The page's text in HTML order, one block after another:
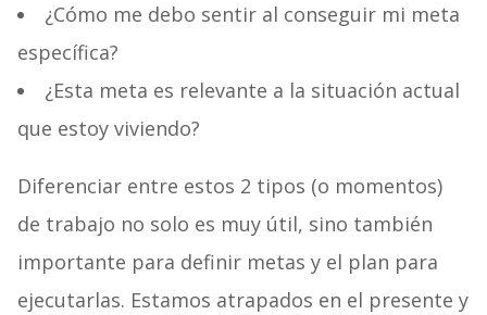
¿Cómo me debo sentir al conseguir mi meta
específica?
¿Esta meta es relevante a la situación actual
que estoy viviendo?
Diferenciar entre estos 2 tipos (o momentos)
de trabajo no solo es muy útil, sino también
importante para definir metas y el plan para
ejecutarlas. Estamos atrapados en el presente y